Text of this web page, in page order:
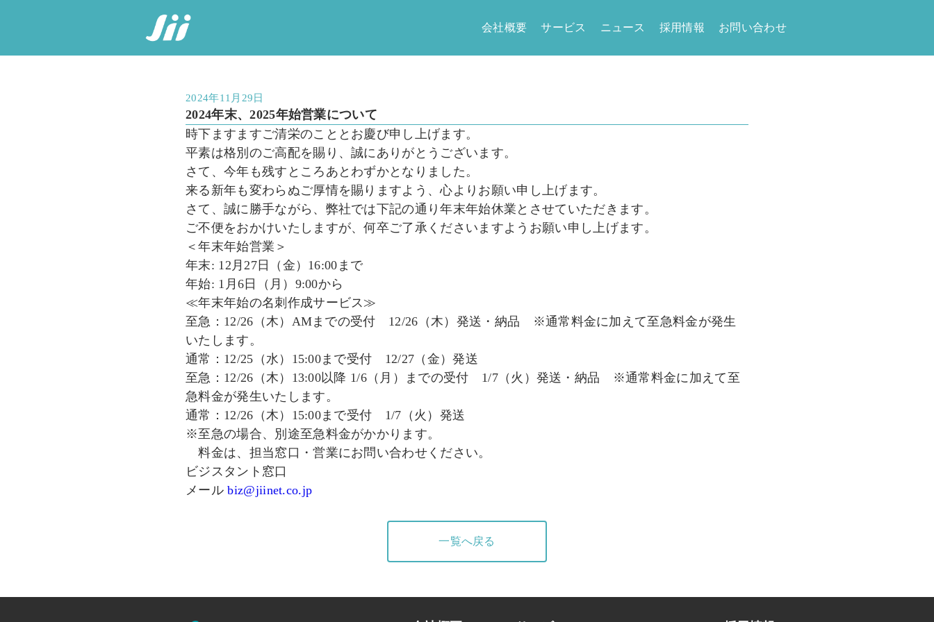
会社概要 サービス ニュース 採用情報 お問い合わせ
2024年11月29日
2024年末、2025年始営業について
時下ますますご清栄のこととお慶び申し上げます。
平素は格別のご高配を賜り、誠にありがとうございます。
さて、今年も残すところあとわずかとなりました。
来る新年も変わらぬご厚情を賜りますよう、心よりお願い申し上げます。
さて、誠に勝手ながら、弊社では下記の通り年末年始休業とさせていただきます。
ご不便をおかけいたしますが、何卒ご了承くださいますようお願い申し上げます。
＜年末年始営業＞
年末: 12月27日（金）16:00まで
年始: 1月6日（月）9:00から
≪年末年始の名刺作成サービス≫
至急：12/26（木）AMまでの受付 12/26（木）発送・納品 ※通常料金に加えて至急料金が発生
いたします。
通常：12/25（水）15:00まで受付 12/27（金）発送
至急：12/26（木）13:00以降 1/6（月）までの受付 1/7（火）発送・納品 ※通常料金に加えて至
急料金が発生いたします。
通常：12/26（木）15:00まで受付 1/7（火）発送
※至急の場合、別途至急料金がかかります。
料金は、担当窓口・営業にお問い合わせください。
ビジスタント窓口
メールbiz@jiinet.co.jp
一覧へ戻る